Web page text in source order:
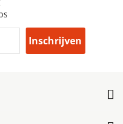
Inschrijven